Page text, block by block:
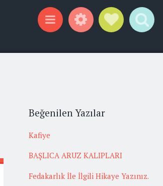
Beğenilen Yazılar
Kafiye
BAŞLICA ARUZ KALIPLARI
Fedakarlık İle İlgili Hikaye Yazınız.